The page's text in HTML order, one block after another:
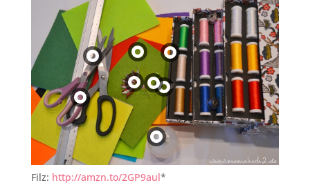
Filz: http://amzn.to/2GP9aul*